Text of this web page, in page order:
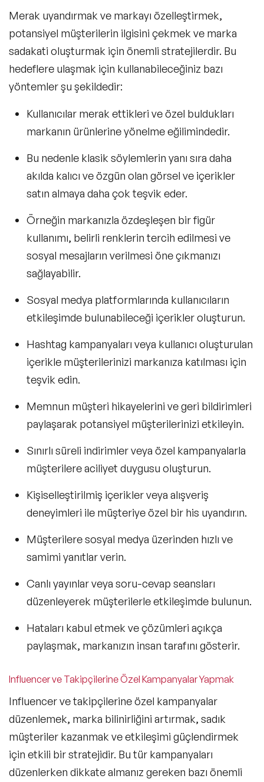
Merak uyandırmak ve markayı özelleştirmek,
potansiyel müşterilerin ilgisini çekmek ve marka
sadakati oluşturmak için önemli stratejilerdir. Bu
hedeflere ulaşmak için kullanabileceğiniz bazı
yöntemler şu şekildedir:
Kullanıcılar merak ettikleri ve özel buldukları
markanın ürünlerine yönelme eğilimindedir.
Bu nedenle klasik söylemlerin yanı sıra daha
akılda kalıcı ve özgün olan görsel ve içerikler
satın almaya daha çok teşvik eder.
Örneğin markanızla özdeşleşen bir figür
kullanımı, belirli renklerin tercih edilmesi ve
sosyal mesajların verilmesi öne çıkmanızı
sağlayabilir.
Sosyal medya platformlarında kullanıcıların
etkileşimde bulunabileceği içerikler oluşturun.
Hashtag kampanyaları veya kullanıcı oluşturulan
içerikle müşterilerinizi markanıza katılması için
teşvik edin.
Memnun müşteri hikayelerini ve geri bildirimleri
paylaşarak potansiyel müşterilerinizi etkileyin.
Sınırlı süreli indirimler veya özel kampanyalarla
müşterilere aciliyet duygusu oluşturun.
Kişiselleştirilmiş içerikler veya alışveriş
deneyimleri ile müşteriye özel bir his uyandırın.
Müşterilere sosyal medya üzerinden hızlı ve
samimi yanıtlar verin.
Canlı yayınlar veya soru-cevap seansları
düzenleyerek müşterilerle etkileşimde bulunun.
Hataları kabul etmek ve çözümleri açıkça
paylaşmak, markanızın insan tarafını gösterir.
Influencer ve Takipçilerine Özel Kampanyalar Yapmak
Influencer ve takipçilerine özel kampanyalar
düzenlemek, marka bilinirliğini artırmak, sadık
müşteriler kazanmak ve etkileşimi güçlendirmek
için etkili bir stratejidir. Bu tür kampanyaları
düzenlerken dikkate almanız gereken bazı önemli